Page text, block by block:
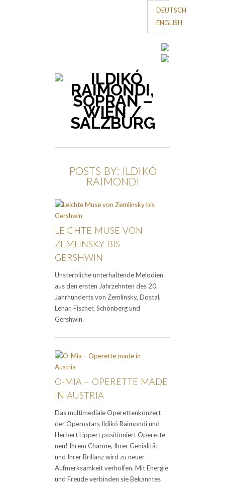
DEUTSCH
ENGLISH
POSTS BY: ILDIKÓ
RAIMONDI
LEICHTE MUSE VON
ZEMLINSKY BIS
GERSHWIN
Unsterbliche unterhaltende Melodien
aus den ersten Jahrzehnten des 20.
Jahrhunderts von Zemlinsky, Dostal,
Lehar, Fischer, Schönberg und
Gershwin.
O-MIA – OPERETTE MADE
IN AUSTRIA
Das multimediale Operettenkonzert
der Opernstars Ildikó Raimondi und
Herbert Lippert positioniert Operette
neu! Ihrem Charme, Ihrer Genialität
und Ihrer Brillanz wird zu neuer
Aufmerksamkeit verholfen. Mit Energie
und Freude verbinden sie Bekanntes